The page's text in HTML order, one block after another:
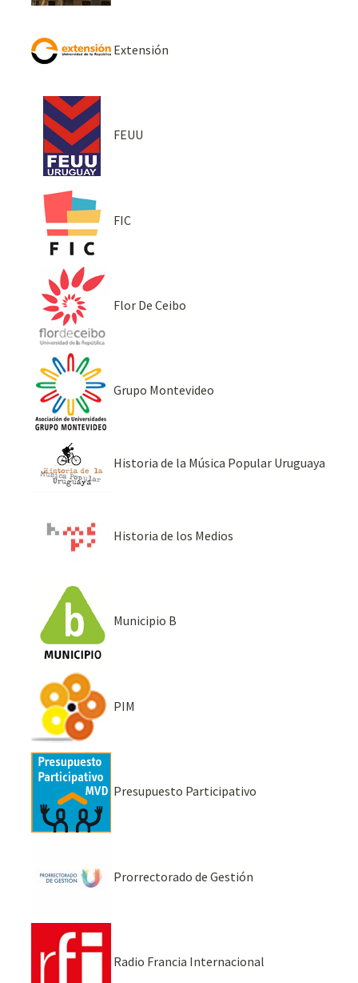
Extensión
FEUU
FIC
Flor De Ceibo
Grupo Montevideo
Historia de la Música Popular Uruguaya
Historia de los Medios
Municipio B
PIM
Presupuesto Participativo
Prorrectorado de Gestión
Radio Francia Internacional